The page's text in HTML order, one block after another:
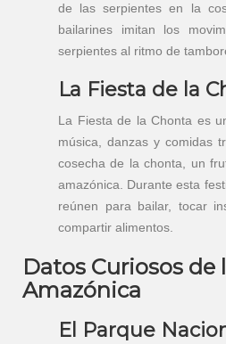
de las serpientes en la
bailarines imitan los
serpientes al ritmo de
La Fiesta de la
La Fiesta de la Chonta es
música, danzas y comidas
cosecha de la chonta, un
amazónica. Durante esta
reúnen para bailar, tocar
compartir alimentos.
Datos Curiosos de
Amazónica
El Parque